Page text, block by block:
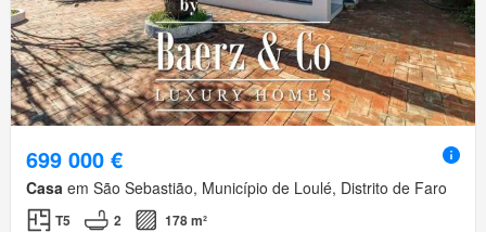
699 000 €
Casa em São Sebastião, Município de Loulé, Distrito de Faro
T5 2 178 m²